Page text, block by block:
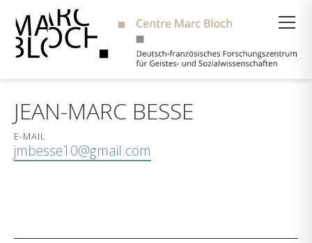
JEAN-MARC BESSE
E-MAIL
jmbesse10@gmail.com